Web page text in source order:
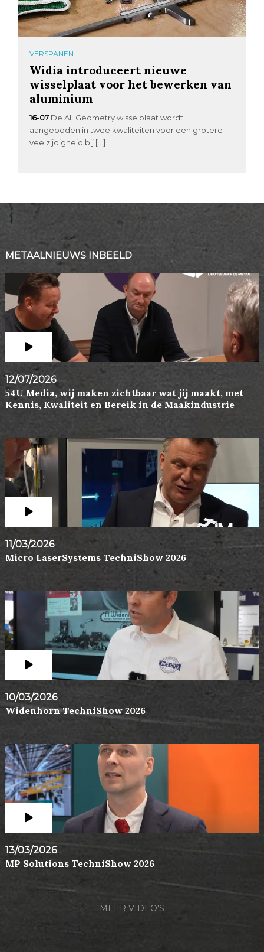
VERSPANEN
Widia introduceert nieuwe
wisselplaat voor het bewerken van
aluminium
16-07 De AL Geometry wisselplaat wordt
aangeboden in twee kwaliteiten voor een grotere
veelzijdigheid bij […]
METAALNIEUWS INBEELD
12/07/2026
54U Media, wij maken zichtbaar wat jij maakt, met
Kennis, Kwaliteit en Bereik in de Maakindustrie
11/03/2026
Micro LaserSystems TechniShow 2026
10/03/2026
Widenhorn TechniShow 2026
13/03/2026
MP Solutions TechniShow 2026
MEER VIDEO'S